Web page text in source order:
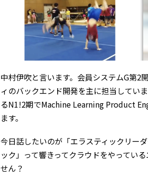
中村伊吹と言います。会員システムG第2
ィのバックエンド開発を主に担当してい
るN1!2期でMachine Learning Product
ます。
今日話したいのが「エラスティックリー
ック」って響きってクラウドをやってい
せん？